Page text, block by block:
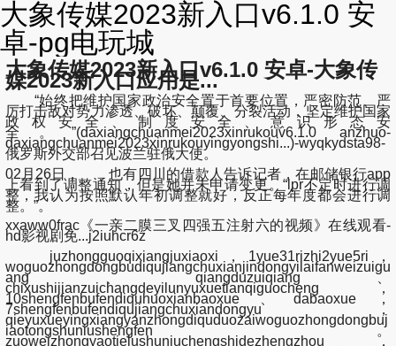
大象传媒2023新入口v6.1.0 安
卓-pg电玩城
大象传媒2023新入口v6.1.0 安卓-大象传
媒2023新入口应用是...
“始终把维护国家政治安全置于首要位置，严密防范、严
厉打击敌对势力渗透、破坏、颠覆、分裂活动，坚定维护国家
政权安全、制度安全、意识形态安
全。”(daxiangchuanmei2023xinrukouv6.1.0 anzhuo-
daxiangchuanmei2023xinrukouyingyongshi...)-wyqkydsta98-
俄罗斯外交部召见波兰驻俄大使。
02月26日， 也有四川的借款人告诉记者，在邮储银行app
上看到了调整通知，但是她并未申请变更。“lpr不定时进行调
整，我认为按照默认年初调整就好，反正每年度都会进行调
整。”。
xxaww0frac《一亲二膜三叉四强五注射六的视频》在线观看-
hd影视剧免...j2iuhcr6z
juzhongguoqixiangjuxiaoxi，1yue31rizhi2yue5ri，
woguozhongdongbudiqujiangchuxianjindongyilaifanweizuigu
ang、qiangduzuiqiang、
chixushijianzuichangdeyilunyuxuetianqiguocheng，
10shengfenbufendiquhuoxianbaoxue、dabaoxue，
7shengfenbufendiqujiangchuxiandongyu，
qieyuxueyingxiangyanzhongdiquduozaiwoguozhongdongbuj
iaotongshuniushengfen。
zuoweizhongyaotielushuniuchengshidezhengzhou，